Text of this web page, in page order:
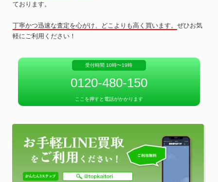
ております。
丁寧かつ迅速な査定を心がけ、どこよりも高く買います。 ぜひお気
軽にご利用ください！
受付時間 10時〜19時
0120-480-150
ここを押すと電話がかかります